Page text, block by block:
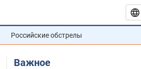
Российские обстрелы
Важное